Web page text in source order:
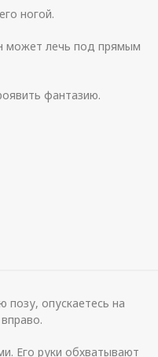
ногой.
может лечь под прямым
фантазию.
позу, опускаетесь на
Его руки обхватывают